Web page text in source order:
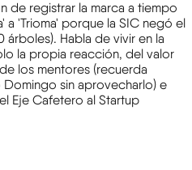
de registrar la marca a tiempo
a 'Trioma' porque la SIC negó el
Habla de vivir en la
la propia reacción, del valor
los mentores (recuerda
sin aprovecharlo) e
Eje Cafetero al Startup